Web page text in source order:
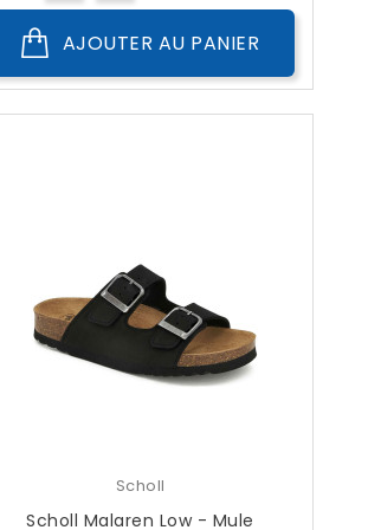
AJOUTER AU PANIER
Scholl
Scholl Malaren Low - Mule